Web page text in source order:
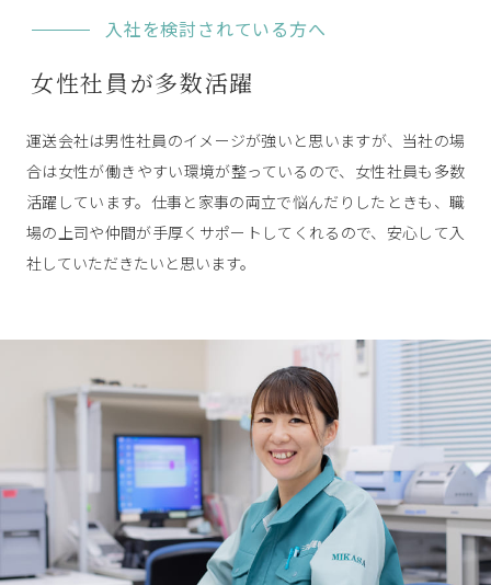
入社を検討されている方へ
女性社員が多数活躍
運送会社は男性社員のイメージが強いと思いますが、当社の場
合は女性が働きやすい環境が整っているので、女性社員も多数
活躍しています。仕事と家事の両立で悩んだりしたときも、職
場の上司や仲間が手厚くサポートしてくれるので、安心して入
社していただきたいと思います。